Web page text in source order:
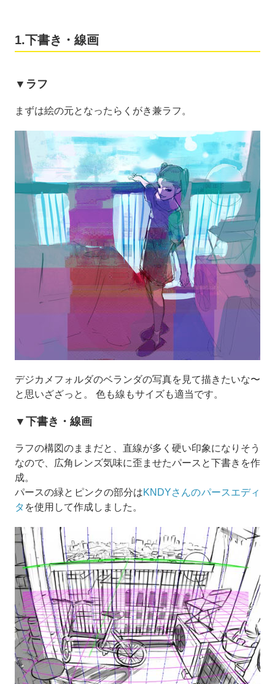
1.下書き・線画
▼ラフ
まずは絵の元となったらくがき兼ラフ。
デジカメフォルダのベランダの写真を見て描きたいな〜
と思いざざっと。 色も線もサイズも適当です。
▼下書き・線画
ラフの構図のままだと、直線が多く硬い印象になりそう
なので、広角レンズ気味に歪ませたパースと下書きを作
成。
パースの緑とピンクの部分はKNDYさんのパースエディ
タ を使用して作成しました。